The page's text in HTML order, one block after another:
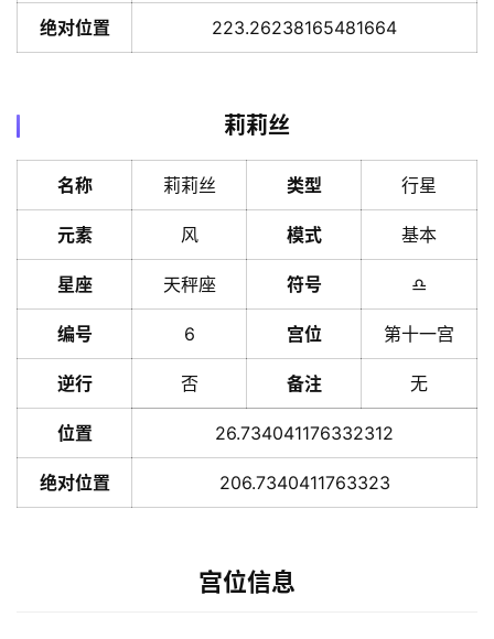
绝对位置 223.26238165481664
莉莉丝
名称 莉莉丝 类型 行星
元素 风 模式 基本
星座 天秤座 符号 ♎️
编号 6 宫位 第十一宫
逆行 否 备注 无
位置 26.734041176332312
绝对位置 206.7340411763323
宫位信息